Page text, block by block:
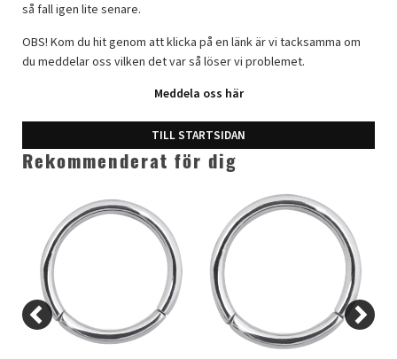
så fall igen lite senare.
OBS! Kom du hit genom att klicka på en länk är vi tacksamma om
du meddelar oss vilken det var så löser vi problemet.
Meddela oss här
TILL STARTSIDAN
Rekommenderat för dig